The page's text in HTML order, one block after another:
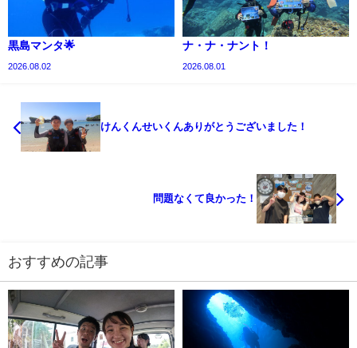
黒島マンタ🌟
2026.08.02
ナ・ナ・ナント！
2026.08.01
けんくんせいくんありがとうございました！
問題なくて良かった！
おすすめの記事